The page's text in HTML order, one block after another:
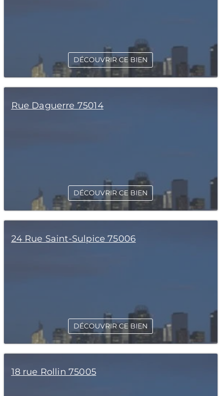
DÉCOUVRIR CE BIEN
Rue Daguerre 75014
DÉCOUVRIR CE BIEN
24 Rue Saint-Sulpice 75006
DÉCOUVRIR CE BIEN
18 rue Rollin 75005